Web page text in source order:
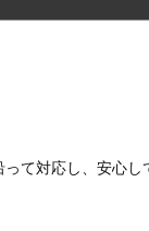
て対応し、安心